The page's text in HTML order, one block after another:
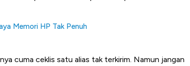
Memori HP Tak Penuh
cuma ceklis satu alias tak terkirim. Namun jangan